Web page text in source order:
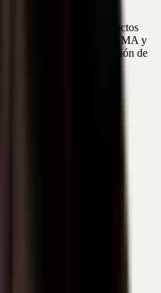
a fin, por ello, los productos
que ofrece la marca UPAMA y
necesidades de instalación de